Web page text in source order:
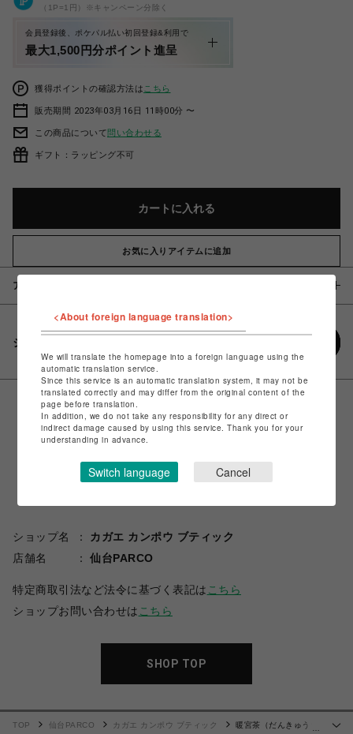
（1P=1円）※キャンペーン分除く
会員登録後、ポケパル払い初回登録&利用で
最大1,500円分ポイント進呈
獲得ポイントの確認方法は こちら
販売期間 2023年03月16日 11時00分 〜
この商品について問い合わせる
ギフト：ラッピング不可
カートに入れる
お気に入りアイテムに追加
アイテム説明 / 素材
シェアする
ショップ名
カガエ カンポウ ブティック
店舗名
仙台PARCO
特定商取引法など法令に基づく表記は こちら
ショップお問い合わせは こちら
SHOP TOP
…
TOP 仙台PARCO カガエ カンポウ ブティック
暖宮茶（だんきゅうち
<About foreign language translation>
We will translate the homepage into a foreign language using the
automatic translation service.
Since this service is an automatic translation system, it may not be
translated correctly and may differ from the original content of the
page before translation.
In addition, we do not take any responsibility for any direct or
indirect damage caused by using this service. Thank you for your
understanding in advance.
Switch language Cancel